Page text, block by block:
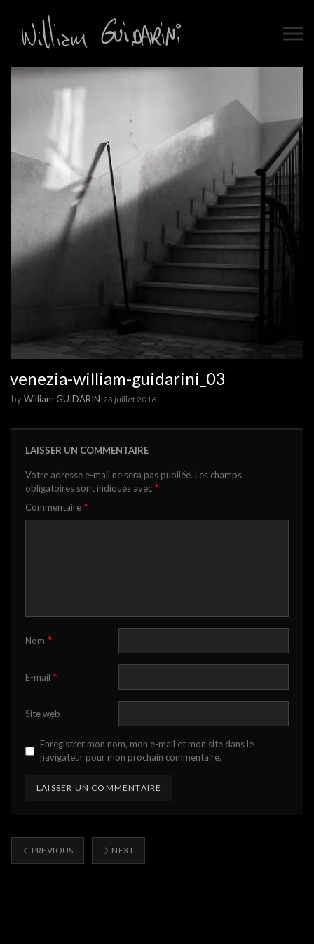
venezia-william-guidarini_03
byWilliam GUIDARINI23 juillet 2016
LAISSER UN COMMENTAIRE
Votre adresse e-mail ne sera pas publiée. Les champs
obligatoires sont indiqués avec *
Commentaire *
Nom *
E-mail *
Site web
Enregistrer mon nom, mon e-mail et mon site dans le
navigateur pour mon prochain commentaire.
PREVIOUS NEXT